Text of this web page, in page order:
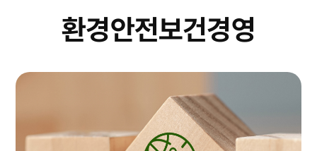
환경안전보건경영